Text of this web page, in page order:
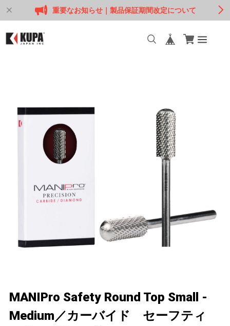
重要なお知らせ｜製品保証期間改定について
MANIPro Safety Round Top Small -
Medium／カーバイド セーフティ